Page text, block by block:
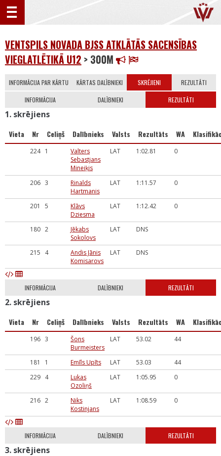
VENTSPILS NOVADA BJSS ATKLĀTĀS SACENSĪBAS
VIEGLATLĒTIKĀ U12 > 300M
INFORMĀCIJA PAR KĀRTU KĀRTAS DALĪBNIEKI SKRĒJIENI REZULTĀTI
INFORMĀCIJA DALĪBNIEKI REZULTĀTI
1. skrējiens
Vieta Nr Celiņš Dalībnieks Valsts Rezultāts WA
224 1
Valters
Sebastjans
Mineiķis
LAT 1:02.81 0
206 3
Rinalds
Hartmanis
LAT 1:11.57 0
201 5
Klāvs
Dziesma
LAT 1:12.42 0
180 2
Jēkabs
Sokolovs
LAT DNS
215 4
Andis Jānis
Komisarovs
LAT DNS
INFORMĀCIJA DALĪBNIEKI REZULTĀTI
2. skrējiens
Vieta Nr Celiņš Dalībnieks Valsts Rezultāts WA
196 3
Šons
Burmeisters
LAT 53.02 44
181 1 Emīls Upīts LAT 53.03
44
229 4
Lukas
Ozoliņš
LAT 1:05.95 0
216 2
Niks
Kostinjans
LAT 1:08.59 0
INFORMĀCIJA DALĪBNIEKI REZULTĀTI
3. skrējiens